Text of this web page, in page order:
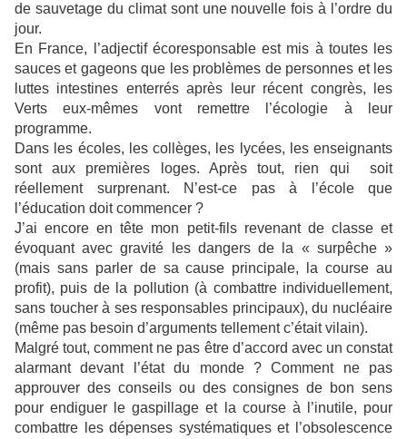
de sauvetage du climat sont une nouvelle fois à l’ordre du
jour.
En France, l’adjectif écoresponsable est mis à toutes les
sauces et gageons que les problèmes de personnes et les
luttes intestines enterrés après leur récent congrès, les
Verts eux-mêmes vont remettre l’écologie à leur
programme.
Dans les écoles, les collèges, les lycées, les enseignants
sont aux premières loges. Après tout, rien qui soit
réellement surprenant. N’est-ce pas à l’école que
l’éducation doit commencer ?
J’ai encore en tête mon petit-fils revenant de classe et
évoquant avec gravité les dangers de la « surpêche »
(mais sans parler de sa cause principale, la course au
profit), puis de la pollution (à combattre individuellement,
sans toucher à ses responsables principaux), du nucléaire
(même pas besoin d’arguments tellement c’était vilain).
Malgré tout, comment ne pas être d’accord avec un constat
alarmant devant l’état du monde ? Comment ne pas
approuver des conseils ou des consignes de bon sens
pour endiguer le gaspillage et la course à l’inutile, pour
combattre les dépenses systématiques et l’obsolescence